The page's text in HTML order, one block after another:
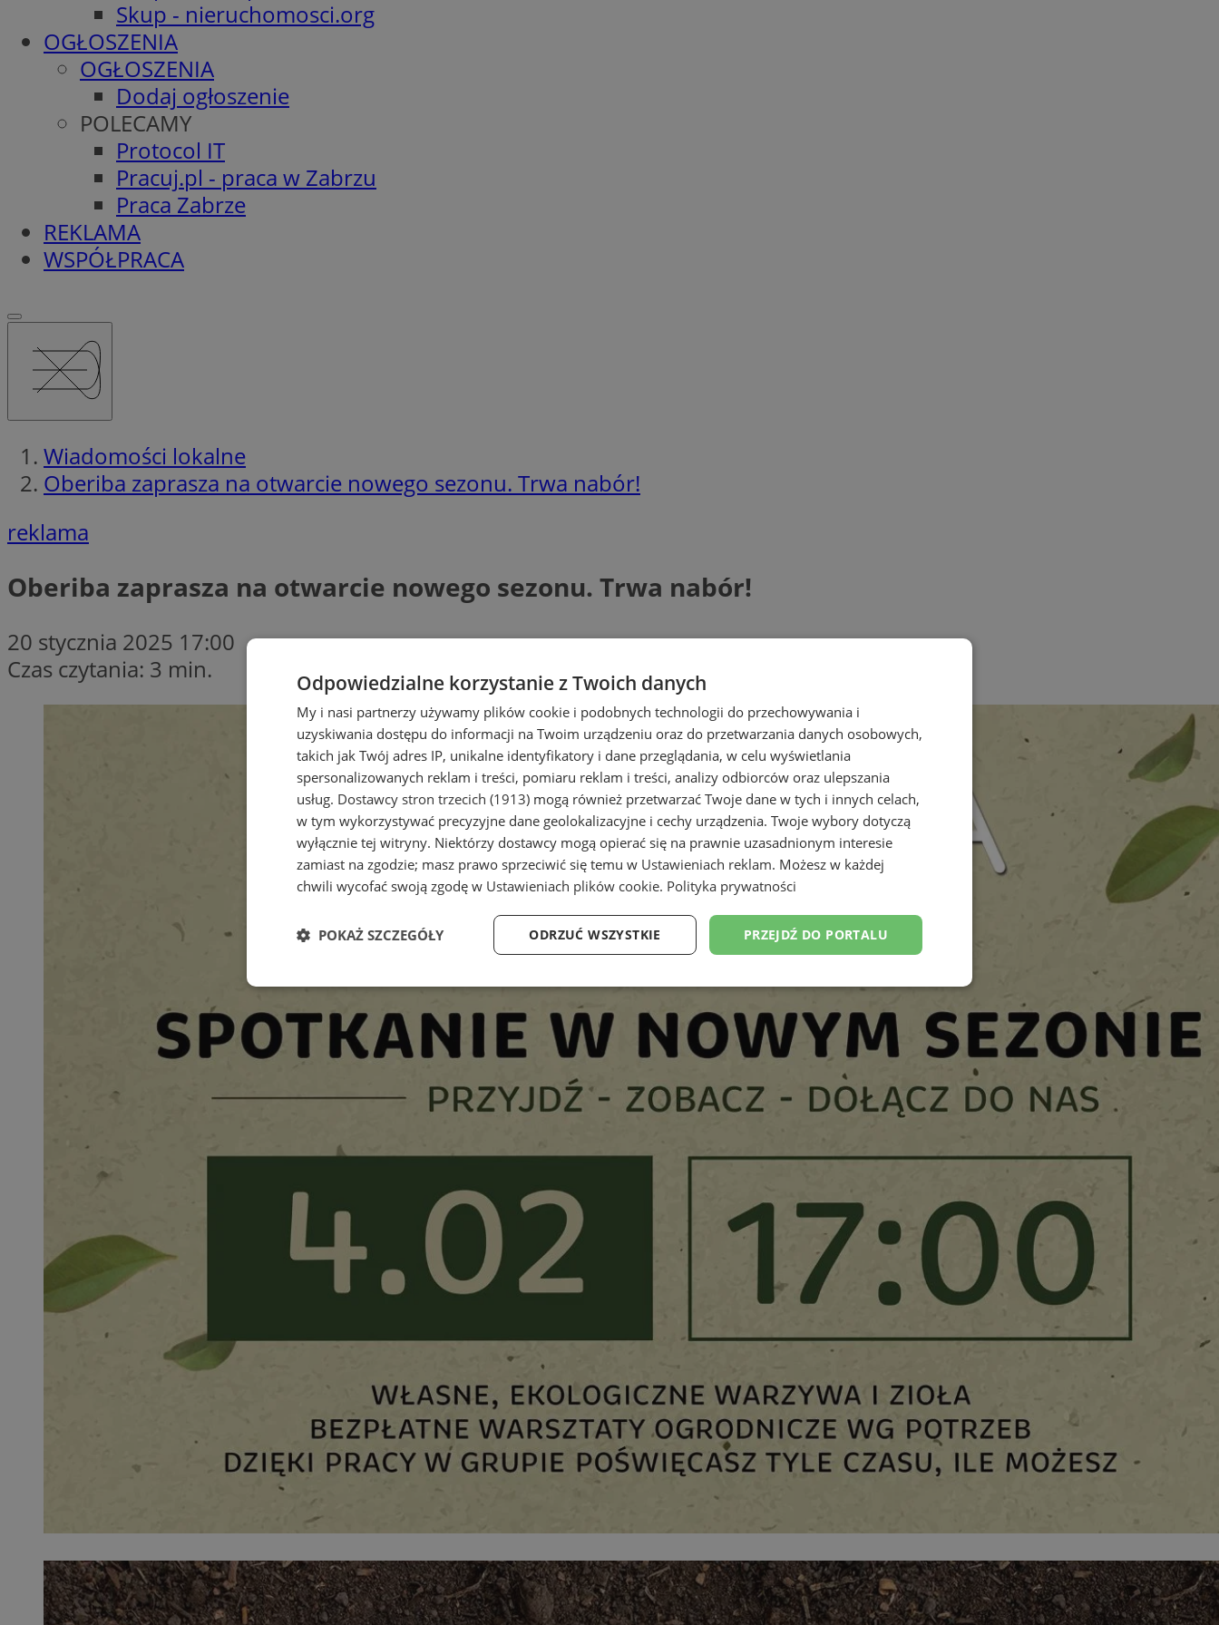
Skup - nieruchomosci.org
OGŁOSZENIA
OGŁOSZENIA
Dodaj ogłoszenie
POLECAMY
Protocol IT
Pracuj.pl - praca w Zabrzu
Praca Zabrze
REKLAMA
WSPÓŁPRACA
Wiadomości lokalne
Oberiba zaprasza na otwarcie nowego sezonu. Trwa nabór!
reklama
Oberiba zaprasza na otwarcie nowego sezonu. Trwa nabór!
20 stycznia 2025 17:00
Czas czytania: 3 min.
Odpowiedzialne korzystanie z Twoich danych
My i nasi partnerzy używamy plików cookie i podobnych technologii do przechowywania i
uzyskiwania dostępu do informacji na Twoim urządzeniu oraz do przetwarzania danych osobowych,
takich jak Twój adres IP, unikalne identyfikatory i dane przeglądania, w celu wyświetlania
spersonalizowanych reklam i treści, pomiaru reklam i treści, analizy odbiorców oraz ulepszania
usług. Dostawcy stron trzecich (1913) mogą również przetwarzać Twoje dane w tych i innych celach,
w tym wykorzystywać precyzyjne dane geolokalizacyjne i cechy urządzenia. Twoje wybory dotyczą
wyłącznie tej witryny. Niektórzy dostawcy mogą opierać się na prawnie uzasadnionym interesie
zamiast na zgodzie; masz prawo sprzeciwić się temu w Ustawieniach reklam. Możesz w każdej
chwili wycofać swoją zgodę w Ustawieniach plików cookie. Polityka prywatności
PRZEJDŹ DO PORTALU
ODRZUĆ WSZYSTKIE
POKAŻ SZCZEGÓŁY
Niezbędne Wydajność Targetowanie Funkcjonalność Niesklasyfikowane
Niezbędne pliki cookie umożliwiają korzystanie z podstawowych funkcji strony internetowej, takich jak logowanie użytkownika i
Provider
Domena
Okres
przechowywania
zabrze.com.pl 1 rok
Ten plik cookie przechowuje identyfikator sesji.
QeSessID
zabrze.com.pl
Ten plik cookie przechowuje identyfikator sesji.
MvSessID
zabrze.com.pl
Ten plik cookie przechowuje identyfikator sesji.
.x.com
umożliwia tworzenie ważnych raportów na temat
korzystania z jej witryny internetowej.
Inc.
.twitter.com
sekund
to korzystne dla strony internetowej, ponieważ
umożliwia tworzenie ważnych raportów na temat
korzystania z jej witryny internetowej.
CookieScriptConsent
CookieScript
zabrze.com.pl
4 tygodnie 2 dni
Ten plik cookie jest używany przez usługę Cookie-
Script.com do zapamiętywania preferencji dotyczących
zgody użytkownika na pliki cookie. Jest to konieczne,
aby baner cookie Cookie-Script.com działał poprawnie.
Ten plik cookie przechowuje informacje o zgodzie
prywatności podczas korzystania z witryny. Rejestruje
wizytach. Dzięki temu użytkownik nie musi ponownie
konfigurować swoich preferencji, co zwiększa wygodę i
zgodność z regulacjami ochrony danych.